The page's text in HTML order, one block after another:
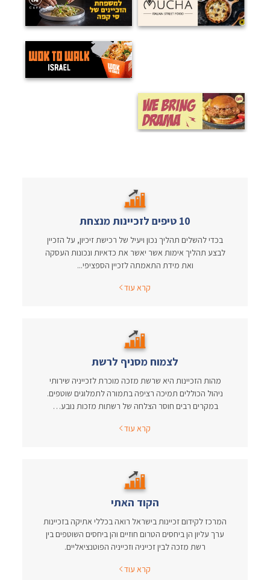
10 טיפים לזכיינות מנצחת
בכדי להשלים תהליך נכון ויעיל של רכישת זיכיון, על הזכיין
לבצע תהליך אימות אשר יאשר את כדאיות ונכונות העסקה
ואת מידת התאמתה לזכיין הספציפי...
קרא עוד
לצמוח מסניף לרשת
מהות הזכיינות היא שרשת מזכה מוכרת לזכייניה שירותי
ניהול הכוללים תמיכה רציפה בתמורה לתמלוגים שוטפים.
במקרים רבים חוסר הצלחה של רשתות מזכות נובע…
קרא עוד
הקוד האתי
המרכז לקידום זכיינות בישראל רואה בכללי אתיקה בזכיינות
ערך עליון הן ביחסים הטרום חוזיים והן ביחסים השוטפים בין
רשת מזכה לבין זכייניה וזכייניה הפוטנציאליים.
קרא עוד